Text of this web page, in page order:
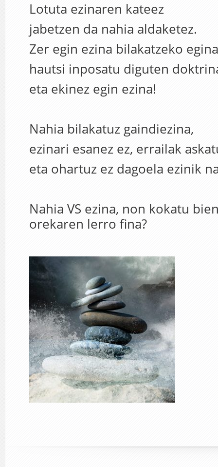
Lotuta ezinaren kateez
jabetzen da nahia aldaketez.
Zer egin ezina bilakatzeko
hautsi inposatu diguten
eta ekinez egin ezina!
Nahia bilakatuz gaindiezina,
ezinari esanez ez, errailak
eta ohartuz ez dagoela ezinik
Nahia VS ezina, non kokatu
orekaren lerro fina?